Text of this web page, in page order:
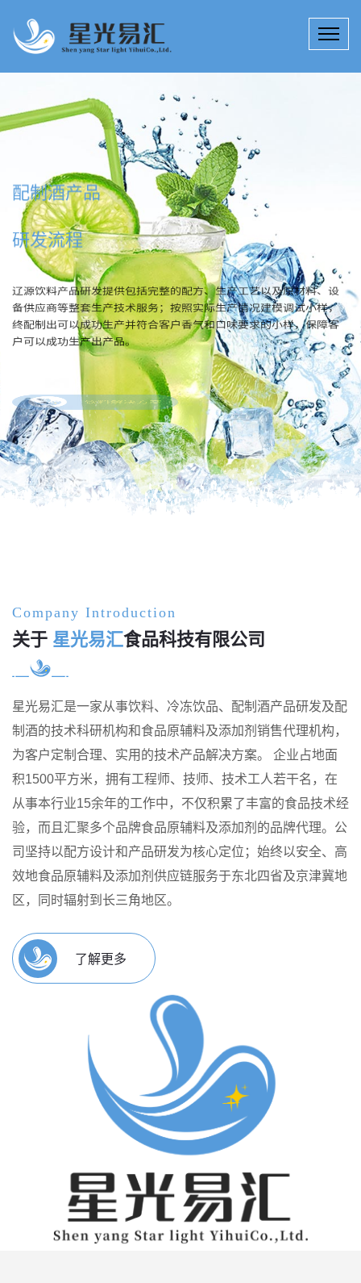
配制酒产品
研发流程
辽源饮料产品研发提供包括完整的配方、生产工艺以及原材料、设
备供应商等整套生产技术服务；按照实际生产情况建模调试小样，
终配制出可以成功生产并符合客户香气和口味要求的小样，保障客
户可以成功生产出产品。
饮料解决方案
Company Introduction
关于 星光易汇食品科技有限公司
星光易汇是一家从事饮料、冷冻饮品、配制酒产品研发及配
制酒的技术科研机构和食品原辅料及添加剂销售代理机构，
为客户定制合理、实用的技术产品解决方案。 企业占地面
积1500平方米，拥有工程师、技师、技术工人若干名，在
从事本行业15余年的工作中，不仅积累了丰富的食品技术经
验，而且汇聚多个品牌食品原辅料及添加剂的品牌代理。公
司坚持以配方设计和产品研发为核心定位；始终以安全、高
效地食品原辅料及添加剂供应链服务于东北四省及京津冀地
区，同时辐射到长三角地区。
了解更多